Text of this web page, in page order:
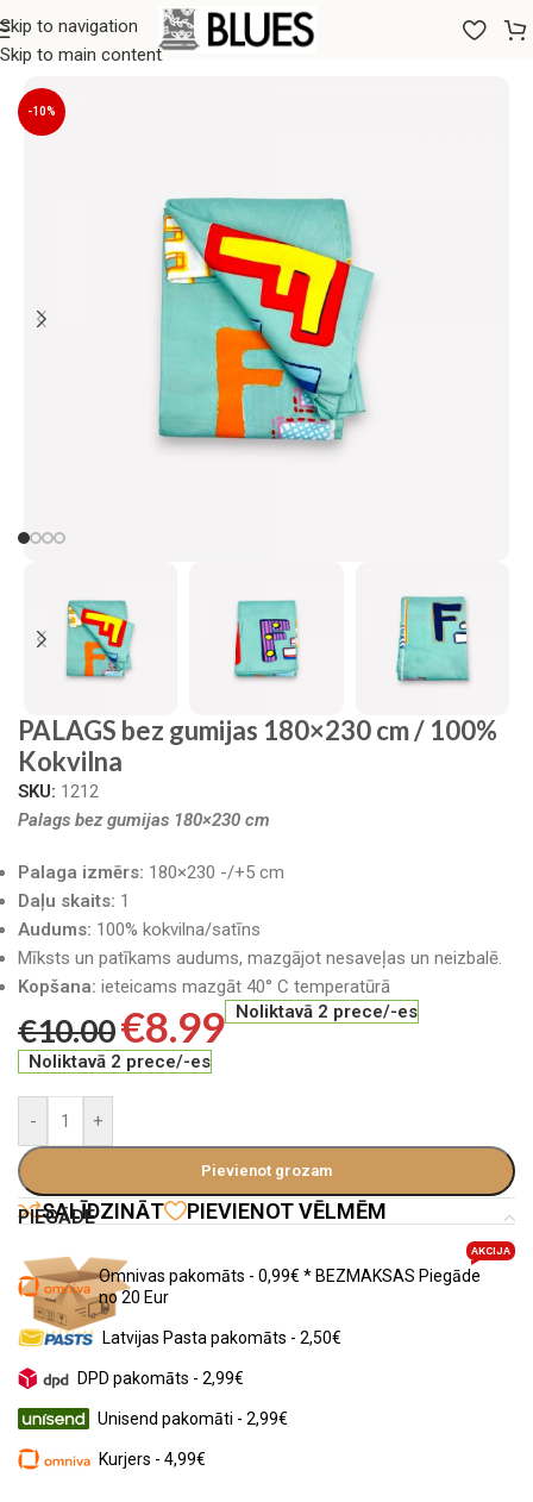
Skip to navigation
Skip to main content
Sākums/Gultas veļa/Palagi/Parastie palagi
-10%
PALAGS bez gumijas 180×230 cm / 100%
Kokvilna
SKU: 1212
Palags bez gumijas 180×230 cm
Palaga izmērs: 180×230 -/+5 cm
Daļu skaits: 1
Audums: 100% kokvilna/satīns
Mīksts un patīkams audums, mazgājot nesaveļas un neizbalē.
Kopšana: ieteicams mazgāt 40° C temperatūrā
€10.00€8.99 Noliktavā 2 prece/-es
Noliktavā 2 prece/-es
- +
Pievienot grozam
SALĪDZINĀT PIEVIENOT VĒLMĒM
PIEGĀDE
Omnivas pakomāts - 0,99€ * BEZMAKSAS Piegāde
no 20 Eur
AKCIJA
Latvijas Pasta pakomāts - 2,50€
DPD pakomāts - 2,99€
Unisend pakomāti - 2,99€
Kurjers - 4,99€